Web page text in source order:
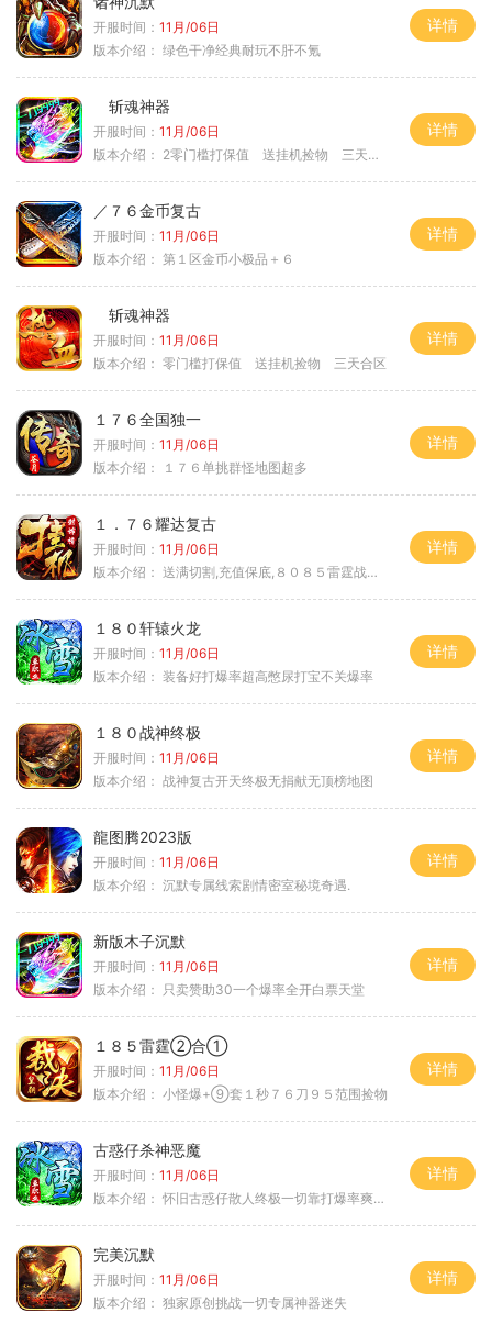
开服时间： 11月/06日
版本介绍： 绿色干净经典耐玩不肝不氪
详情
斩魂神器
开服时间： 11月/06日
版本介绍： 2零门槛打保值 送挂机捡物 三天合区
详情
／７６金币复古
开服时间： 11月/06日
版本介绍： 第１区金币小极品＋６
详情
斩魂神器
开服时间： 11月/06日
版本介绍： 零门槛打保值 送挂机捡物 三天合区
详情
１７６全国独一
开服时间： 11月/06日
版本介绍：
１７６单挑群怪地图超多
详情
１．７６耀达复古
开服时间： 11月/06日
版本介绍： 送满切割,充值保底,８０８５雷霆战神微变
详情
１８０轩辕火龙
开服时间： 11月/06日
版本介绍： 装备好打爆率超高憋尿打宝不关爆率
详情
１８０战神终极
开服时间： 11月/06日
版本介绍： 战神复古开天终极无捐献无顶榜地图
详情
龍图腾2023版
开服时间： 11月/06日
版本介绍： 沉默专属线索剧情密室秘境奇遇.
详情
新版木子沉默
开服时间： 11月/06日
版本介绍： 只卖赞助30一个爆率全开白票天堂
详情
１８５雷霆②合①
开服时间： 11月/06日
版本介绍： 小怪爆+⑨套１秒７６刀９５范围捡物
详情
古惑仔杀神恶魔
开服时间： 11月/06日
版本介绍： 怀旧古惑仔散人终极一切靠打爆率爽翻天
详情
完美沉默
开服时间： 11月/06日
版本介绍： 独家原创挑战一切专属神器迷失
详情